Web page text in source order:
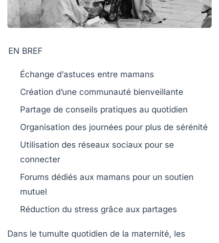
EN BREF
Échange d’astuces entre mamans
Création d’une communauté bienveillante
Partage de conseils pratiques au quotidien
Organisation des journées pour plus de sérénité
Utilisation des réseaux sociaux pour se
connecter
Forums dédiés aux mamans pour un soutien
mutuel
Réduction du stress grâce aux partages
Dans le tumulte quotidien de la maternité, les